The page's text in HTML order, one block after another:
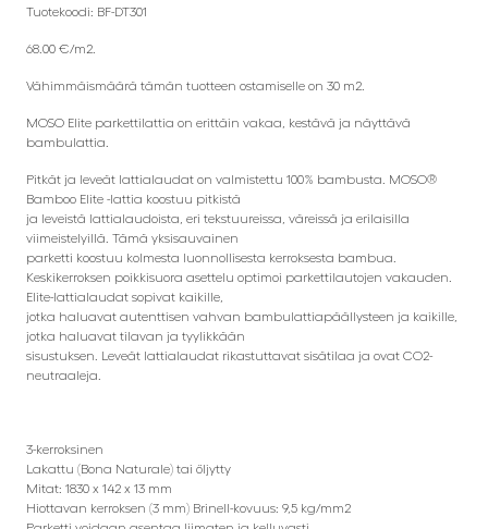
Tuotekoodi: BF-DT301
68.00 €/m2.
Vähimmäismäärä tämän tuotteen ostamiselle on 30 m2.
MOSO Elite parkettilattia on erittäin vakaa, kestävä ja näyttävä
bambulattia.
Pitkät ja leveät lattialaudat on valmistettu 100% bambusta. MOSO®
Bamboo Elite -lattia koostuu pitkistä
ja leveistä lattialaudoista, eri tekstuureissa, väreissä ja erilaisilla
viimeistelyillä. Tämä yksisauvainen
parketti koostuu kolmesta luonnollisesta kerroksesta bambua.
Keskikerroksen poikkisuora asettelu optimoi parkettilautojen vakauden.
Elite-lattialaudat sopivat kaikille,
jotka haluavat autenttisen vahvan bambulattiapäällysteen ja kaikille,
jotka haluavat tilavan ja tyylikkään
sisustuksen. Leveät lattialaudat rikastuttavat sisätilaa ja ovat CO2-
neutraaleja.
3-kerroksinen
Lakattu (Bona Naturale) tai öljytty
Mitat: 1830 x 142 x 13 mm
Hiottavan kerroksen (3 mm) Brinell-kovuus: 9,5 kg/mm2